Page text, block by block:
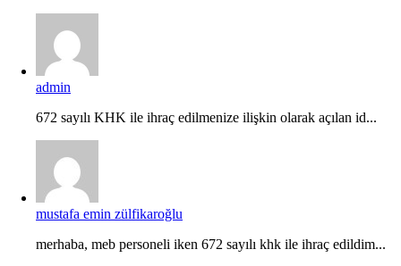
admin
672 sayılı KHK ile ihraç edilmenize ilişkin olarak açılan id...
mustafa emin zülfikaroğlu
merhaba, meb personeli iken 672 sayılı khk ile ihraç edildim...